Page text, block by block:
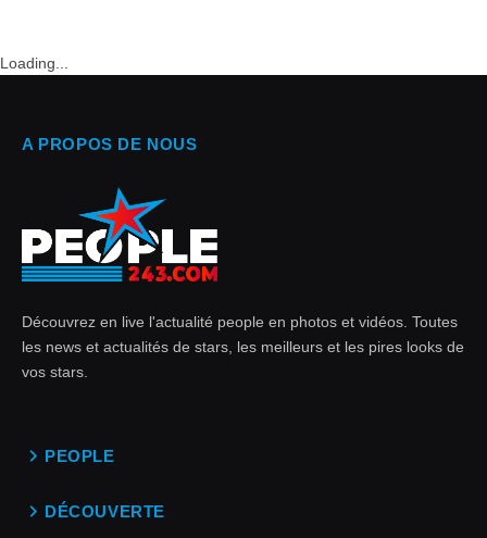
Loading...
A PROPOS DE NOUS
Découvrez en live l'actualité people en photos et vidéos. Toutes
les news et actualités de stars, les meilleurs et les pires looks de
vos stars.
PEOPLE
DÉCOUVERTE